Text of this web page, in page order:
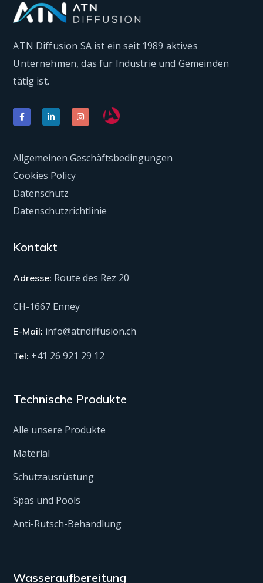
ATN Diffusion SA ist ein seit 1989 aktives
Unternehmen, das für Industrie und Gemeinden
tätig ist.
Allgemeinen Geschäftsbedingungen
Cookies Policy
Datenschutz
Datenschutzrichtlinie
Kontakt
Adresse: Route des Rez 20
CH-1667 Enney
E-Mail: info@atndiffusion.ch
Tel: +41 26 921 29 12
Technische Produkte
Alle unsere Produkte
Material
Schutzausrüstung
Spas und Pools
Anti-Rutsch-Behandlung
Wasseraufbereitung